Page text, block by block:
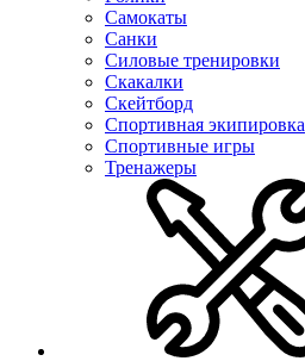
Самокаты
Санки
Силовые тренировки
Скакалки
Скейтборд
Спортивная экипировка
Спортивные игры
Тренажеры